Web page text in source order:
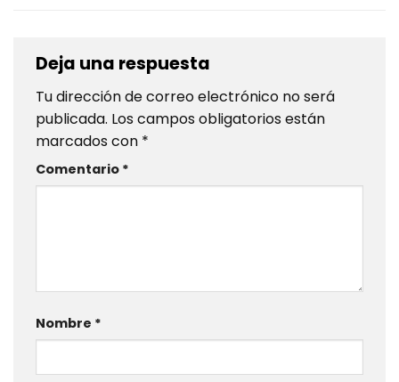
Deja una respuesta
Tu dirección de correo electrónico no será
publicada. Los campos obligatorios están
marcados con *
Comentario *
Nombre *